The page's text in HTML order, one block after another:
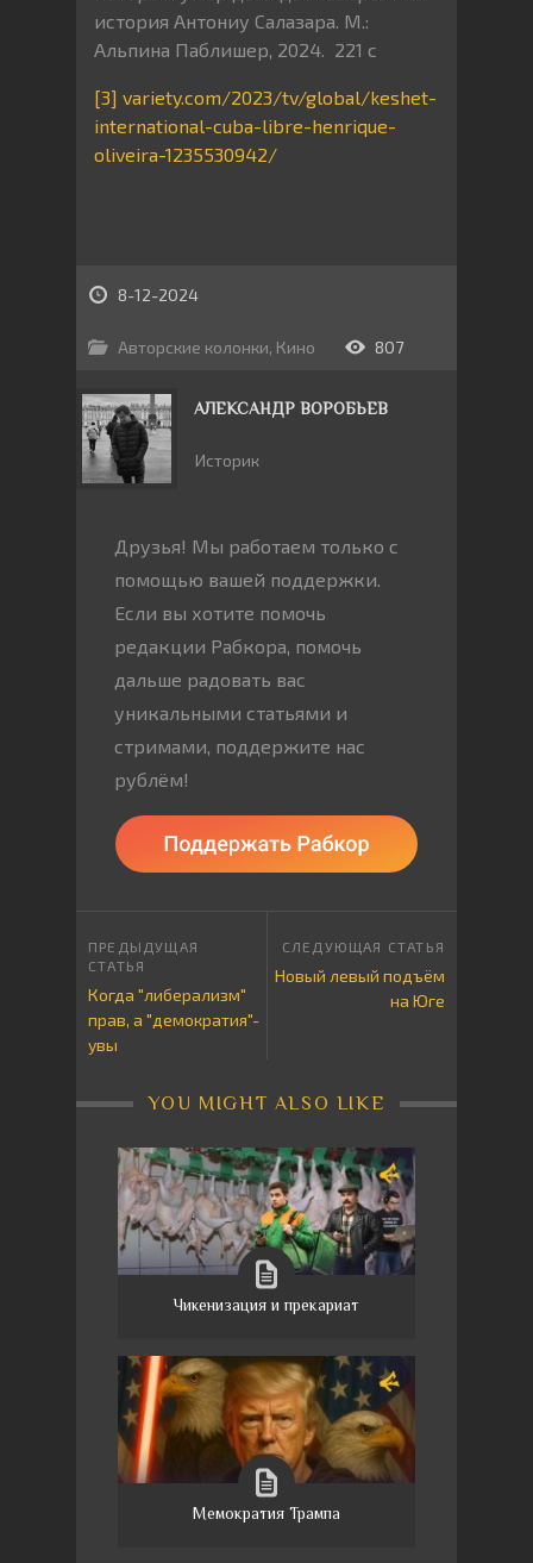
история Антониу Салазара. М.:
Альпина Паблишер, 2024. 221 с
[3] variety.com/2023/tv/global/keshet-
international-cuba-libre-henrique-
oliveira-1235530942/
8-12-2024
Авторские колонки, Кино 807
АЛЕКСАНДР ВОРОБЬЕВ
Историк
Друзья! Мы работаем только с
помощью вашей поддержки.
Если вы хотите помочь
редакции Рабкора, помочь
дальше радовать вас
уникальными статьями и
стримами, поддержите нас
рублём!
Когда "либерализм"
прав, а "демократия"-
увы
Новый левый подъём
на Юге
YOU MIGHT ALSO LIKE
Чикенизация и прекариат
Мемократия Трампа